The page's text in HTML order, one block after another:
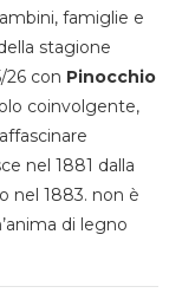
famiglie e
stagione
26 con Pinocchio
coinvolgente,
nel 1881 dalla
nel 1883. non è
di legno